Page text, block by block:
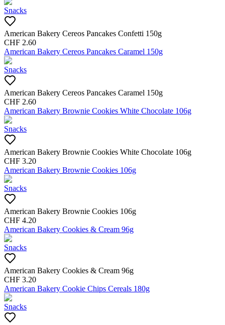
Snacks
American Bakery Cereos Pancakes Confetti 150g
CHF 2.60
American Bakery Cereos Pancakes Caramel 150g
Snacks
American Bakery Cereos Pancakes Caramel 150g
CHF 2.60
American Bakery Brownie Cookies White Chocolate 106g
Snacks
American Bakery Brownie Cookies White Chocolate 106g
CHF 3.20
American Bakery Brownie Cookies 106g
Snacks
American Bakery Brownie Cookies 106g
CHF 4.20
American Bakery Cookies & Cream 96g
Snacks
American Bakery Cookies & Cream 96g
CHF 3.20
American Bakery Cookie Chips Cereals 180g
Snacks